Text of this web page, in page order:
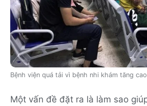
Bệnh viện quá tải vì bệnh nhi khám tăng cao
Một vấn đề đặt ra là làm sao